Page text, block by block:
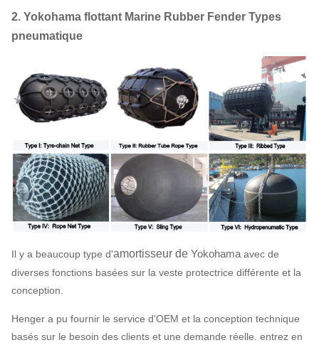
2. Yokohama flottant Marine Rubber Fender Types
pneumatique
Il y a beaucoup type d'amortisseur de Yokohama avec de
diverses fonctions basées sur la veste protectrice différente et la
conception.
Henger a pu fournir le service d'OEM et la conception technique
basés sur le besoin des clients et une demande réelle. entrez en